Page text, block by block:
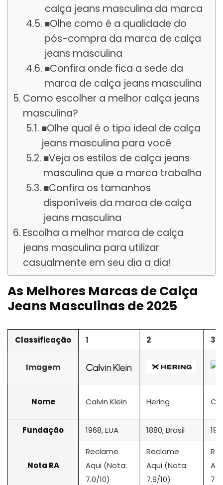
calça jeans masculina da marca
■Olhe como é a qualidade do
pós-compra da marca de calça
jeans masculina
■Confira onde fica a sede da
marca de calça jeans masculina
Como escolher a melhor calça jeans
masculina?
■Olhe qual é o tipo ideal de calça
jeans masculina para você
■Veja os estilos de calça jeans
masculina que a marca trabalha
■Confira os tamanhos
disponíveis da marca de calça
jeans masculina
Escolha a melhor marca de calça
jeans masculina para utilizar
casualmente em seu dia a dia!
As Melhores Marcas de Calça
Jeans Masculinas de 2025
Classificação 1 2 3
Imagem
Nome Calvin Klein Hering
Fundação 1968, EUA 1880, Brasil
Nota RA
Reclame
Aqui (Nota:
7.0/10)
Reclame
Aqui (Nota:
7.9/10)